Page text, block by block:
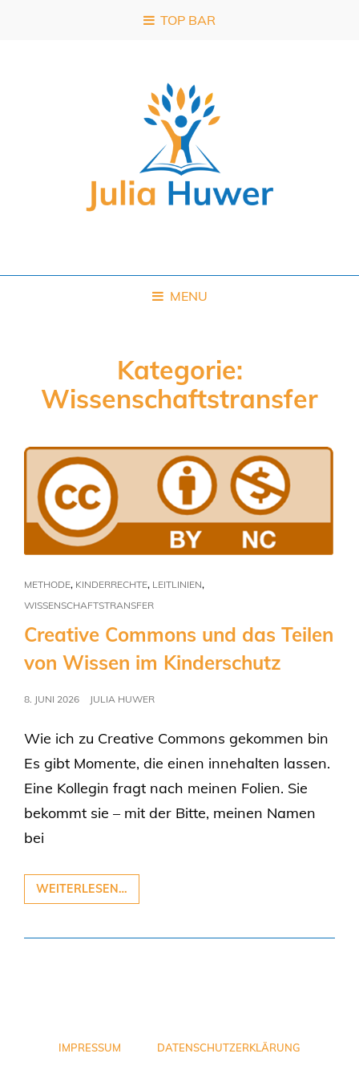
TOP BAR
MENU
Kategorie:
Wissenschaftstransfer
METHODE, KINDERRECHTE, LEITLINIEN,
WISSENSCHAFTSTRANSFER
Creative Commons und das Teilen
von Wissen im Kinderschutz
8. JUNI 2026 JULIA HUWER
Wie ich zu Creative Commons gekommen bin
Es gibt Momente, die einen innehalten lassen.
Eine Kollegin fragt nach meinen Folien. Sie
bekommt sie – mit der Bitte, meinen Namen
bei
WEITERLESEN…
IMPRESSUM DATENSCHUTZERKLÄRUNG